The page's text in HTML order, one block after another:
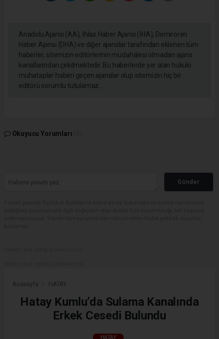
Anadolu Ajansı (AA), İhlas Haber Ajansı (İHA), Demirören
Haber Ajansı (DHA) ve diğer ajanslar tarafından eklenen tüm
haberler, sitemizin editörlerinin müdahalesi olmadan ajans
kanallarından çekilmektedir. Bu haberlerde yer alan hukuki
muhataplar haberi geçen ajanslar olup sitemizin hiç bir
editörü sorumlu tutulamaz...
Okuyucu Yorumları
Gönder
Anasayfa HATAY
Hatay Kumlu’da Sulama Kanalında
Erkek Cesedi Bulundu
HATAY